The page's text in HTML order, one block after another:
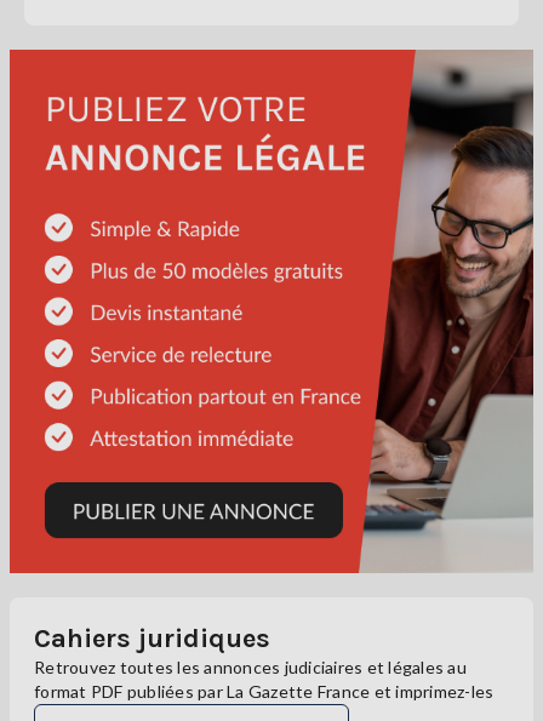
Cahiers juridiques
Retrouvez toutes les annonces judiciaires et légales au
format PDF publiées par La Gazette France et imprimez-les